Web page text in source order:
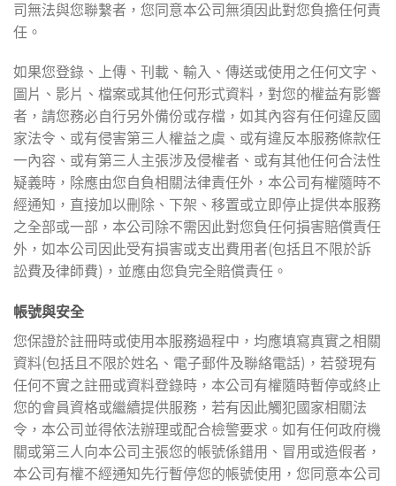
司無法與您聯繫者，您同意本公司無須因此對您負擔任何責
任。
如果您登錄、上傳、刊載、輸入、傳送或使用之任何文字、
圖片、影片、檔案或其他任何形式資料，對您的權益有影響
者，請您務必自行另外備份或存檔，如其內容有任何違反國
家法令、或有侵害第三人權益之虞、或有違反本服務條款任
一內容、或有第三人主張涉及侵權者、或有其他任何合法性
疑義時，除應由您自負相關法律責任外，本公司有權隨時不
經通知，直接加以刪除、下架、移置或立即停止提供本服務
之全部或一部，本公司除不需因此對您負任何損害賠償責任
外，如本公司因此受有損害或支出費用者(包括且不限於訴
訟費及律師費)，並應由您負完全賠償責任。
帳號與安全
您保證於註冊時或使用本服務過程中，均應填寫真實之相關
資料(包括且不限於姓名、電子郵件及聯絡電話)，若發現有
任何不實之註冊或資料登錄時，本公司有權隨時暫停或終止
您的會員資格或繼續提供服務，若有因此觸犯國家相關法
令，本公司並得依法辦理或配合檢警要求。如有任何政府機
關或第三人向本公司主張您的帳號係錯用、冒用或造假者，
本公司有權不經通知先行暫停您的帳號使用，您同意本公司